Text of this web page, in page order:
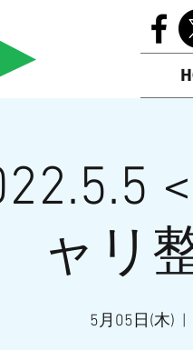
ャリ
5月05日(木)